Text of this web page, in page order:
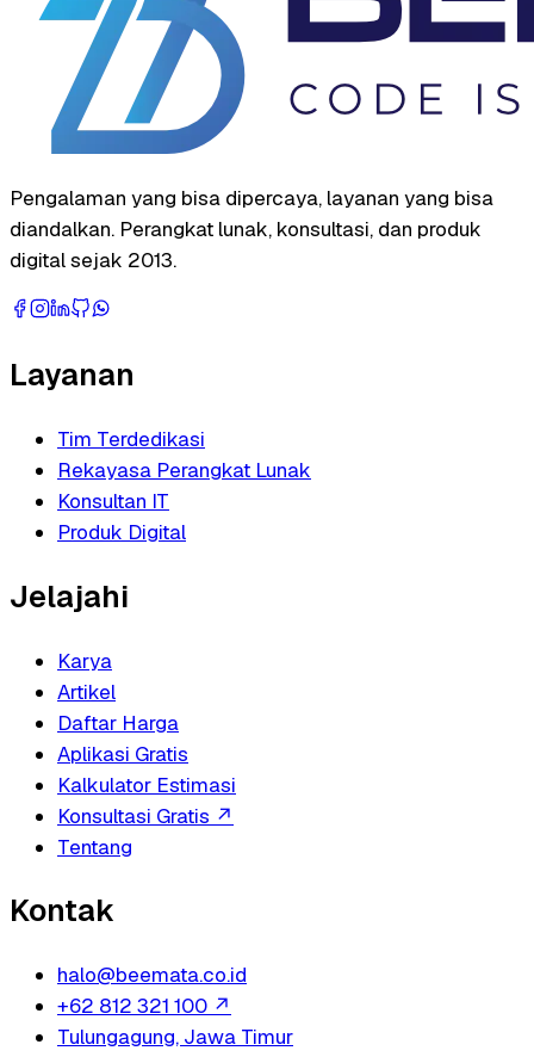
Pengalaman yang bisa dipercaya, layanan yang bisa
diandalkan. Perangkat lunak, konsultasi, dan produk
digital sejak 2013.
Layanan
Tim Terdedikasi
Rekayasa Perangkat Lunak
Konsultan IT
Produk Digital
Jelajahi
Karya
Artikel
Daftar Harga
Aplikasi Gratis
Kalkulator Estimasi
Konsultasi Gratis ↗
Tentang
Kontak
halo@beemata.co.id
+62 812 321 100 ↗
Tulungagung, Jawa Timur